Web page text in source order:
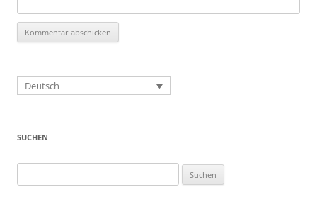
Deutsch
SUCHEN
nach: